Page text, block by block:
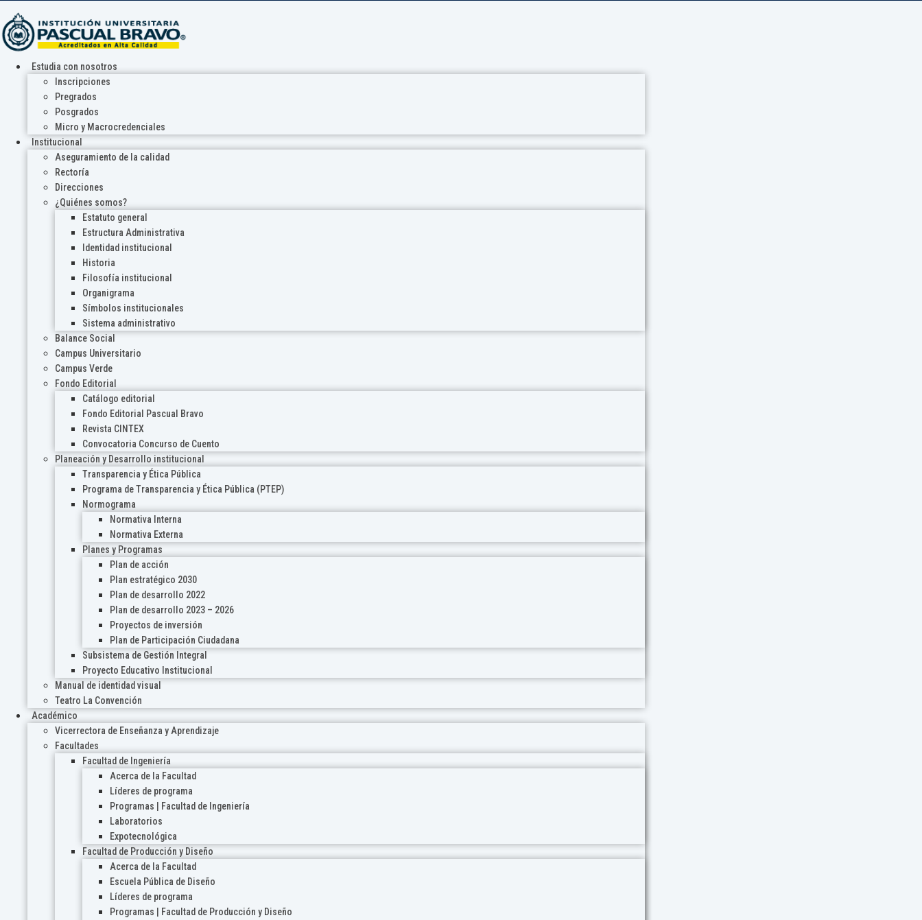
Estudia con nosotros
Inscripciones
Pregrados
Posgrados
Micro y Macrocredenciales
Institucional
Aseguramiento de la calidad
Rectoría
Direcciones
¿Quiénes somos?
Estatuto general
Estructura Administrativa
Identidad institucional
Historia
Filosofía institucional
Organigrama
Símbolos institucionales
Sistema administrativo
Balance Social
Campus Universitario
Campus Verde
Fondo Editorial
Catálogo editorial
Fondo Editorial Pascual Bravo
Revista CINTEX
Convocatoria Concurso de Cuento
Planeación y Desarrollo institucional
Transparencia y Ética Pública
Programa de Transparencia y Ética Pública (PTEP)
Normograma
Normativa Interna
Normativa Externa
Planes y Programas
Plan de acción
Plan estratégico 2030
Plan de desarrollo 2022
Plan de desarrollo 2023 – 2026
Proyectos de inversión
Plan de Participación Ciudadana
Subsistema de Gestión Integral
Proyecto Educativo Institucional
Manual de identidad visual
Teatro La Convención
Académico
Vicerrectora de Enseñanza y Aprendizaje
Facultades
Facultad de Ingeniería
Acerca de la Facultad
Líderes de programa
Programas | Facultad de Ingeniería
Laboratorios
Expotecnológica
Facultad de Producción y Diseño
Acerca de la Facultad
Escuela Pública de Diseño
Líderes de programa
Programas | Facultad de Producción y Diseño